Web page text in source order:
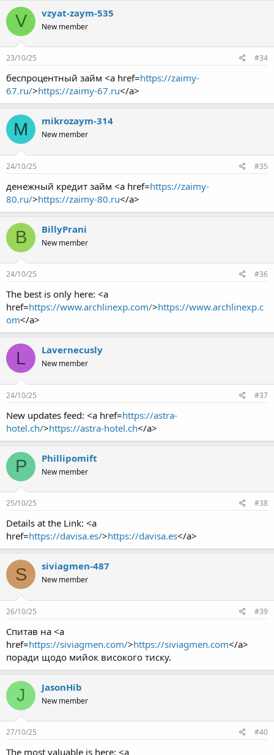
V vzyat-zaym-535
New member
23/10/25 #34
беспроцентный займ <a href=https://zaimy-
67.ru/>https://zaimy-67.ru</a>
M mikrozaym-314
New member
24/10/25 #35
денежный кредит займ <a href=https://zaimy-
80.ru/>https://zaimy-80.ru</a>
B BillyPrani
New member
24/10/25 #36
The best is only here: <a
href=https://www.archlinexp.com/>https://www.archlinexp.c
om</a>
L Lavernecusly
New member
24/10/25 #37
New updates feed: <a href=https://astra-
hotel.ch/>https://astra-hotel.ch</a>
P Phillipomift
New member
25/10/25 #38
Details at the Link: <a
href=https://davisa.es/>https://davisa.es</a>
S siviagmen-487
New member
26/10/25 #39
Спитав на <a
href=https://siviagmen.com/>https://siviagmen.com</a>
поради щодо мийок високого тиску.
J JasonHib
New member
27/10/25 #40
The most valuable is here: <a